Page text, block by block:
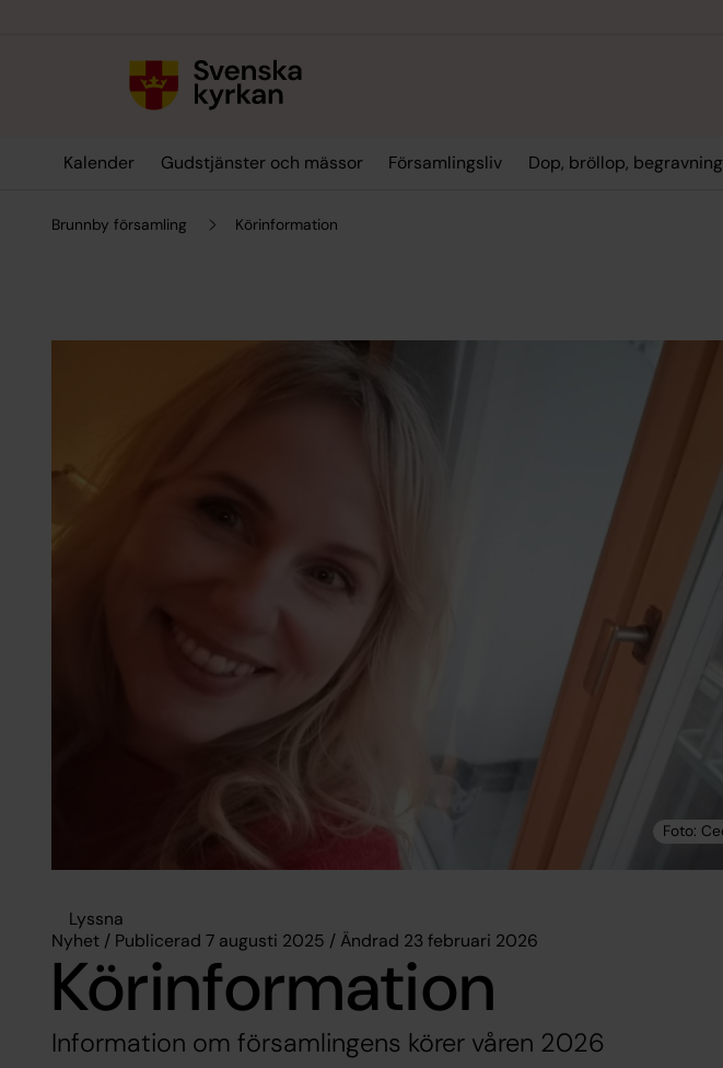
Kalender Gudstjänster och mässor Församlingsliv Dop, bröllop, begravning
Brunnby församling Körinformation
Lyssna
Nyhet / Publicerad 7 augusti 2025 / Ändrad 23 februari 2026
Körinformation
Information om församlingens körer våren 2026